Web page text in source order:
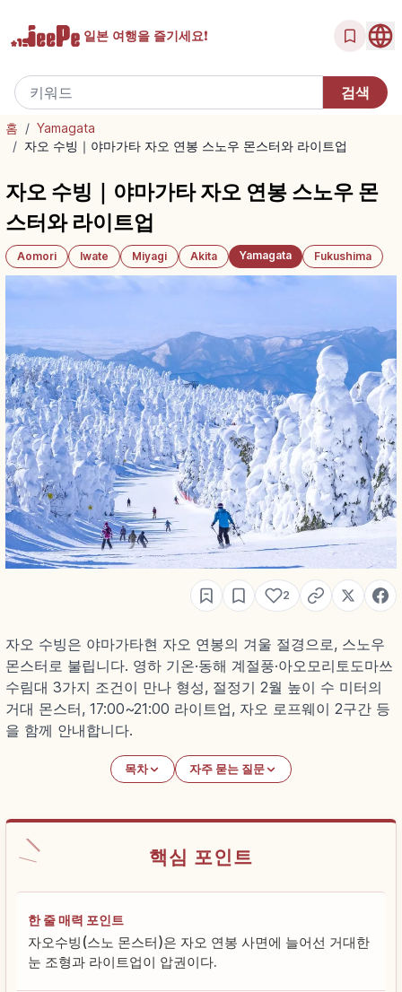
일본 여행을 즐기세요!
홈 / Yamagata
/ 자오 수빙｜야마가타 자오 연봉 스노우 몬스터와 라이트업
자오 수빙｜야마가타 자오 연봉 스노우 몬
스터와 라이트업
Aomori Iwate Miyagi Akita Yamagata Fukushima
2
자오 수빙은 야마가타현 자오 연봉의 겨울 절경으로, 스노우
몬스터로 불립니다. 영하 기온·동해 계절풍·아오모리토도마쓰
수림대 3가지 조건이 만나 형성, 절정기 2월 높이 수 미터의
거대 몬스터, 17:00~21:00 라이트업, 자오 로프웨이 2구간 등
을 함께 안내합니다.
목차 자주 묻는 질문
핵심 포인트
한 줄 매력 포인트
자오수빙(스노 몬스터)은 자오 연봉 사면에 늘어선 거대한
눈 조형과 라이트업이 압권이다.